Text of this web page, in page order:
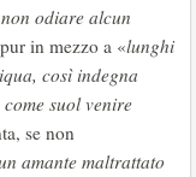
odiare alcun
in mezzo a «lunghi
così indegna
suol venire
se non
amante maltrattato